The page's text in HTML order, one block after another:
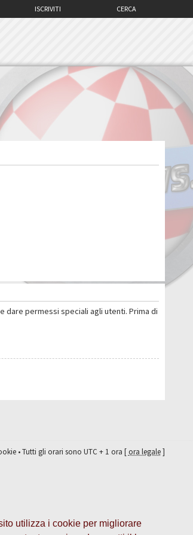
utilizza i cookie per migliorare
CERCA
ISCRIVITI
dare permessi speciali agli utenti. Prima di
• Tutti gli orari sono UTC + 1 ora [ora legale]